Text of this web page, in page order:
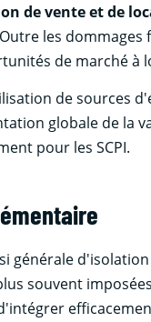
de vente et de
les
de marché à
de sources
globale de la
pour les SCPI.
générale
souvent